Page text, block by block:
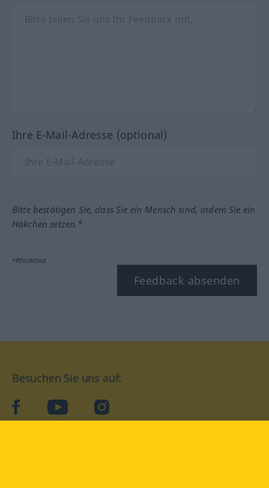
Ihre E-Mail-Adresse (optional)
Bitte bestätigen Sie, dass Sie ein Mensch sind, indem Sie ein
Häkchen setzen.*
*Pflichtfeld
Feedback absenden
Besuchen Sie uns auf:
facebookYouTube Instagram